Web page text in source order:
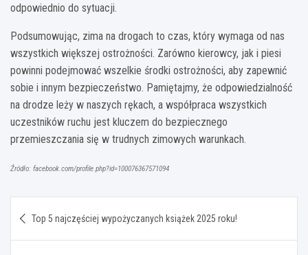
odpowiednio do sytuacji.
Podsumowując, zima na drogach to czas, który wymaga od nas
wszystkich większej ostrożności. Zarówno kierowcy, jak i piesi
powinni podejmować wszelkie środki ostrożności, aby zapewnić
sobie i innym bezpieczeństwo. Pamiętajmy, że odpowiedzialność
na drodze leży w naszych rękach, a współpraca wszystkich
uczestników ruchu jest kluczem do bezpiecznego
przemieszczania się w trudnych zimowych warunkach.
Źródło: facebook.com/profile.php?id=100076367571094
wpisu
Top 5 najczęściej wypożyczanych książek 2025 roku!